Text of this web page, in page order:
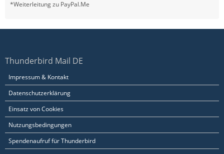
*Weiterleitung zu PayPal.Me
Thunderbird Mail DE
Impressum & Kontakt
Datenschutzerklärung
Einsatz von Cookies
Nutzungsbedingungen
Spendenaufruf für Thunderbird